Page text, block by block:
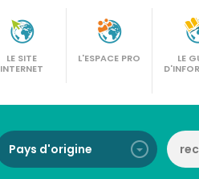
LE SITE
INTERNET
L'ESPACE PRO
LE